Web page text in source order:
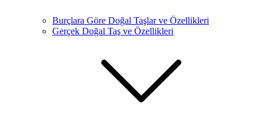
Burçlara Göre Doğal Taşlar ve Özellikleri
Gerçek Doğal Taş ve Özellikleri